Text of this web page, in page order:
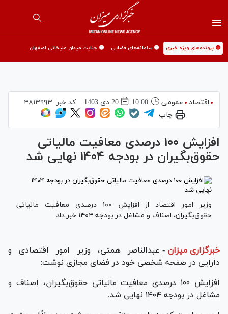
🟡 پرونده‌های ویژه خبری 🟡 سامانه‌های قضایی 🟡 جنایت میدان علیخانی اصفهان
اقتصاد عمومی 10:00 20 دی 1403 کد خبر: ۴۸۱۳۹۹۳
چاپ
افزایش ۱۰۰ درصدی معافیت مالیاتی
حقوق‌بگیران در بودجه ۱۴۰۴ نهایی شد
وزیر امور اقتصاد از افزایش ۱۰۰ درصدی معافیت مالیاتی
حقوق‌بگیران، اصناف و مشاغل در بودجه ۱۴۰۴ خبر داد.
خبرگزاری میزان - عبدالناصر همتی، وزیر امور اقتصادی و
دارایی در صفحه شخصی خود در فضای مجازی نوشت:
افزایش ۱۰۰ درصدی معافیت مالیاتی حقوق‌بگیران، اصناف و
مشاغل در بودجه ۱۴۰۴ نهایی شد.